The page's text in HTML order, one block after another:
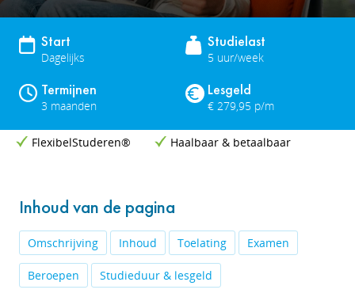
Start
Dagelijks
Studielast
5 uur/week
Termijnen
3 maanden
Lesgeld
€ 279,95 p/m
FlexibelStuderen® Haalbaar & betaalbaar
Inhoud van de pagina
Omschrijving Inhoud Toelating Examen
Beroepen Studieduur & lesgeld